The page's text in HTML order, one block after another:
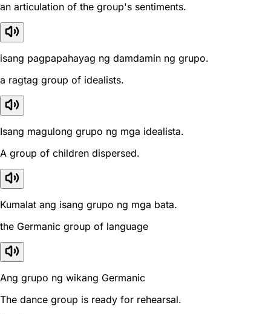
an articulation of the group's sentiments.
isang pagpapahayag ng damdamin ng grupo.
a ragtag group of idealists.
Isang magulong grupo ng mga idealista.
A group of children dispersed.
Kumalat ang isang grupo ng mga bata.
the Germanic group of language
Ang grupo ng wikang Germanic
The dance group is ready for rehearsal.